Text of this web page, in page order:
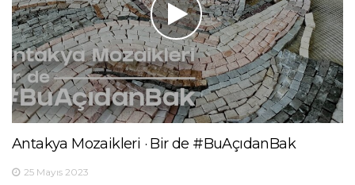
Antakya Mozaikleri · Bir de #BuAçıdanBak
25 Mayıs 2023